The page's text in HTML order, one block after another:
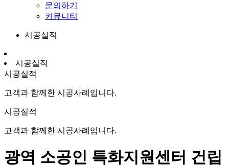
문의하기
커뮤니티
시공실적
시공실적
시공실적
고객과 함께한 시공사례입니다.
시공실적
고객과 함께한 시공사례입니다.
광역 소공인 특화지원센터 건립